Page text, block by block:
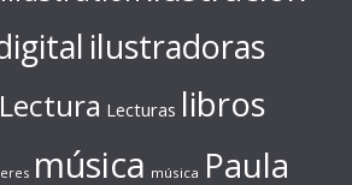
ilustradoras
Lecturas libros
música música Paula